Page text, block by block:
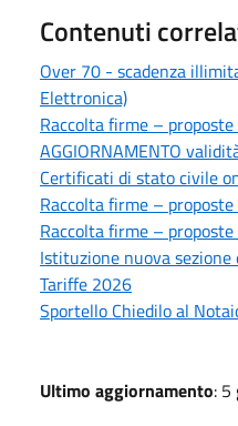
Contenuti
Over 70 - scadenza
Elettronica)
Raccolta firme –
AGGIORNAMENTO
Certificati di stato civile
Raccolta firme –
Raccolta firme –
Istituzione nuova
Tariffe 2026
Sportello Chiedilo al
Ultimo aggiornamento: